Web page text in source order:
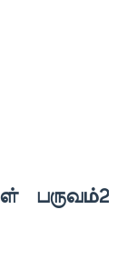
பருவம்2